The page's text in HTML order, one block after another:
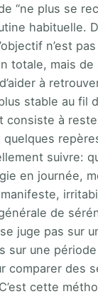
“ne plus se
habituelle.
n’est
totale, mais de
à
stable au fil
consiste à
quelques
suivre:
en journée,
de
juge pas sur
sur une
comparer des
cette